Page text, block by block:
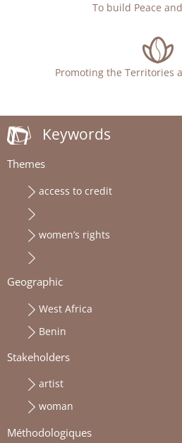
To build Peace
Promoting the Territories
Keywords
Themes
access to credit
women’s rights
Geographic
West Africa
Benin
Stakeholders
artist
woman
Méthodologiques